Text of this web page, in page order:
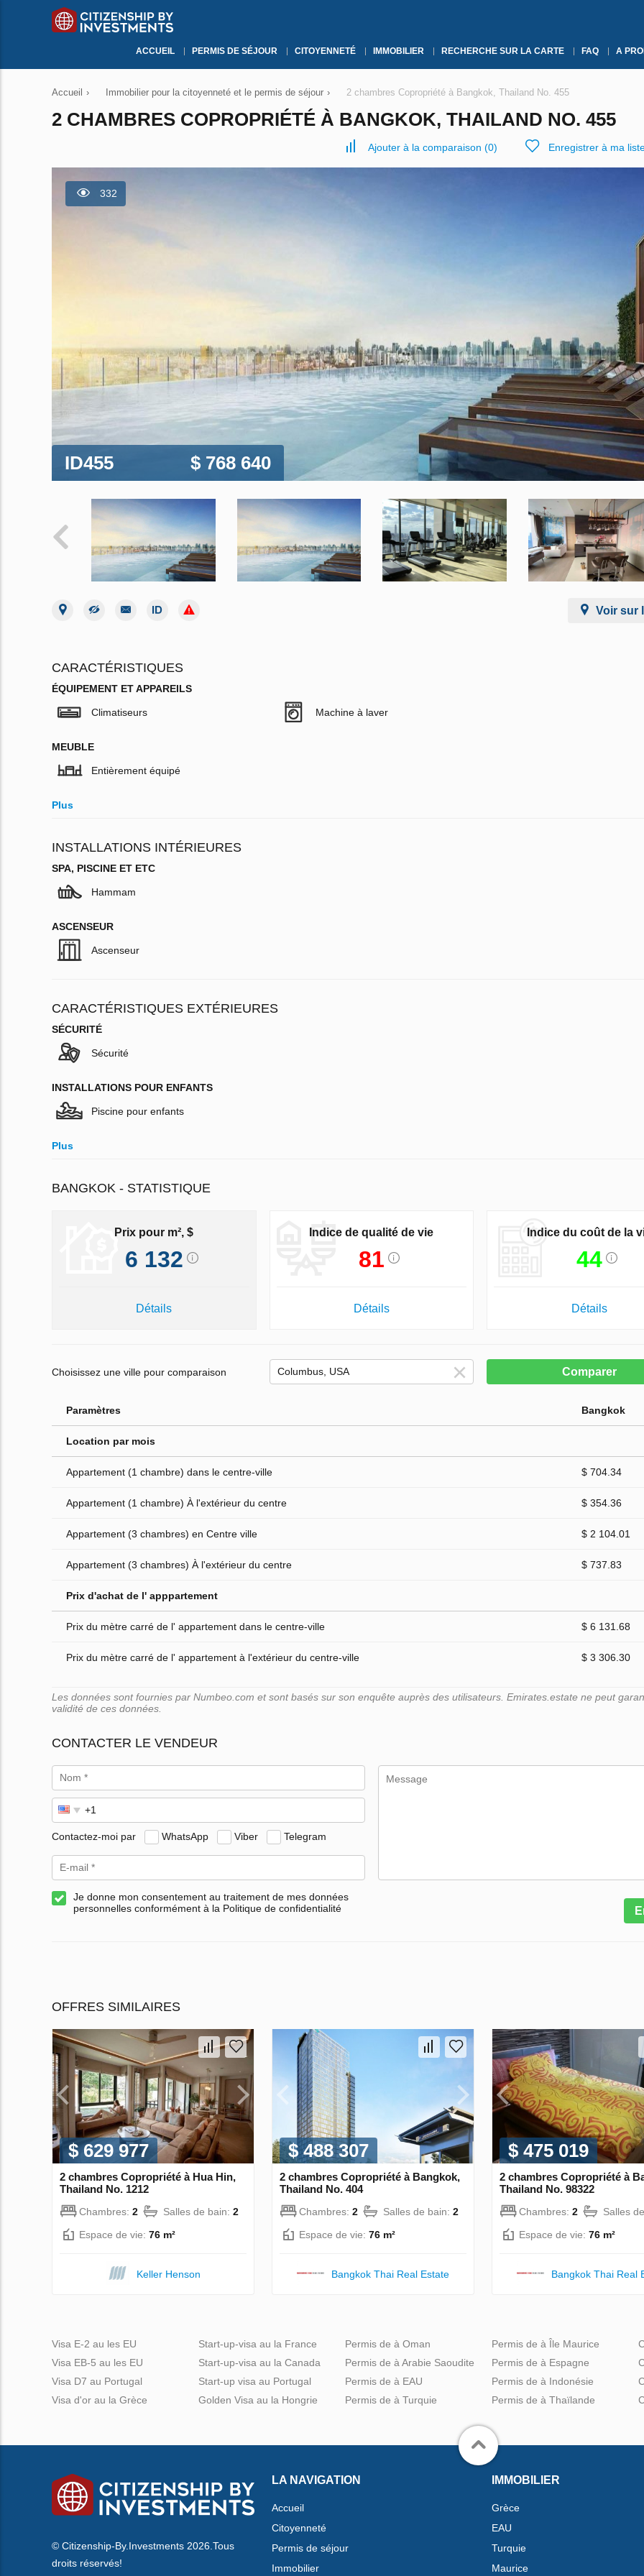
ACCUEIL PERMIS DE SÉJOUR CITOYENNETÉ IMMOBILIER RECHERCHE SUR LA CARTE FAQ A
Accueil › Immobilier pour la citoyenneté et le permis de séjour › 2 chambres Copropriété à Bangkok, Thailand No. 455
2 CHAMBRES COPROPRIÉTÉ À BANGKOK, THAILAND NO. 455
Ajouter à la comparaison (0) Enregistrer à ma
332
ID455 $ 768 640
Voir sur
CARACTÉRISTIQUES
ÉQUIPEMENT ET APPAREILS
Climatiseurs Machine à laver
MEUBLE
Entièrement équipé
Plus
INSTALLATIONS INTÉRIEURES
SPA, PISCINE ET ETC
Hammam
ASCENSEUR
Ascenseur
CARACTÉRISTIQUES EXTÉRIEURES
SÉCURITÉ
Sécurité
INSTALLATIONS POUR ENFANTS
Piscine pour enfants
Plus
BANGKOK - STATISTIQUE
Prix pour m², $
6 132
Détails
Indice de qualité de vie
81
Détails
Indice du coût de la
44
Détails
Choisissez une ville pour comparaison Comparer
Paramètres Bangkok
Location par mois
Appartement (1 chambre) dans le centre-ville $ 704.34
Appartement (1 chambre) À l'extérieur du centre $ 354.36
Appartement (3 chambres) en Centre ville $ 2 104.01
Appartement (3 chambres) À l'extérieur du centre $ 737.83
Prix d'achat de l' apppartement
Prix du mètre carré de l' appartement dans le centre-ville $ 6 131.68
Prix du mètre carré de l' appartement à l'extérieur du centre-ville $ 3 306.30
Les données sont fournies par Numbeo.com et sont basés sur son enquête auprès des utilisateurs. Emirates.estate ne peut
validité de ces données.
CONTACTER LE VENDEUR
Contactez-moi par WhatsApp Viber Telegram
Je donne mon consentement au traitement de mes données
personnelles conformément à la Politique de confidentialité
OFFRES SIMILAIRES
$ 629 977
2 chambres Copropriété à Hua Hin,
Thailand No. 1212
Chambres: 2 Salles de bain: 2
Espace de vie: 76 m²
Keller Henson
$ 488 307
2 chambres Copropriété à Bangkok,
Thailand No. 404
Chambres: 2 Salles de bain: 2
Espace de vie: 76 m²
Bangkok Thai Real Estate
$ 475 019
2 chambres Copropriété à
Thailand No. 98322
Chambres: 2
Salles
Espace de vie: 76 m²
Bangkok Thai Real
Visa E-2 au les EU
Visa EB-5 au les EU
Visa D7 au Portugal
Visa d'or au la Grèce
Start-up-visa au la France
Start-up-visa au la Canada
Start-up visa au Portugal
Golden Visa au la Hongrie
Permis de à Oman
Permis de à Arabie Saoudite
Permis de à EAU
Permis de à Turquie
Permis de à Île Maurice
Permis de à Espagne
Permis de à Indonésie
Permis de à Thaïlande
© Citizenship-By.Investments 2026.Tous
droits réservés!
LA NAVIGATION
Accueil
Citoyenneté
Permis de séjour
Immobilier
IMMOBILIER
Grèce
EAU
Turquie
Maurice